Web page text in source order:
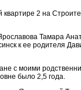
2 на
Тамара
к ее родителя
с моими
было 2,5 года.